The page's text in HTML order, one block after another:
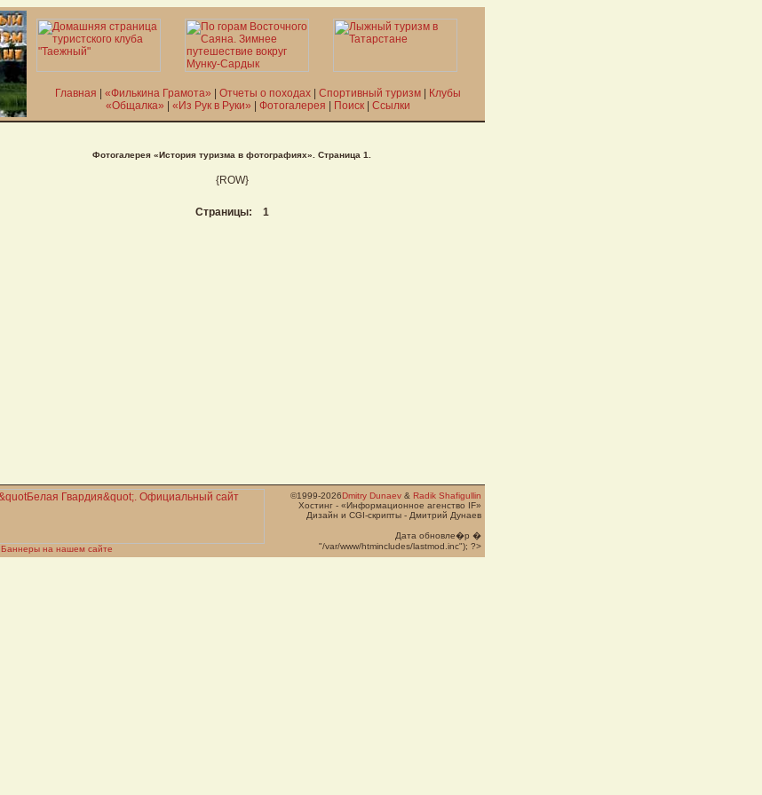
Главная «Филькина Грамота» Отчеты о походах| Спортивный туризм|
Клубы
«Общалка»
«Из Рук в Руки» Фотогалерея Поиск| Ссылки
Фотогалерея «История туризма в фотографиях». Страница 1.
{ROW}
Страницы: 1
Баннеры на нашем сайте
©1999-2026Dmitry Dunaev & Radik Shafigullin
Хостинг - «Информационное агенство IF»
Дизайн и CGI-скрипты - Дмитрий Дунаев
Дата обновле�p �
"/var/www/htmincludes/lastmod.inc"); ?>